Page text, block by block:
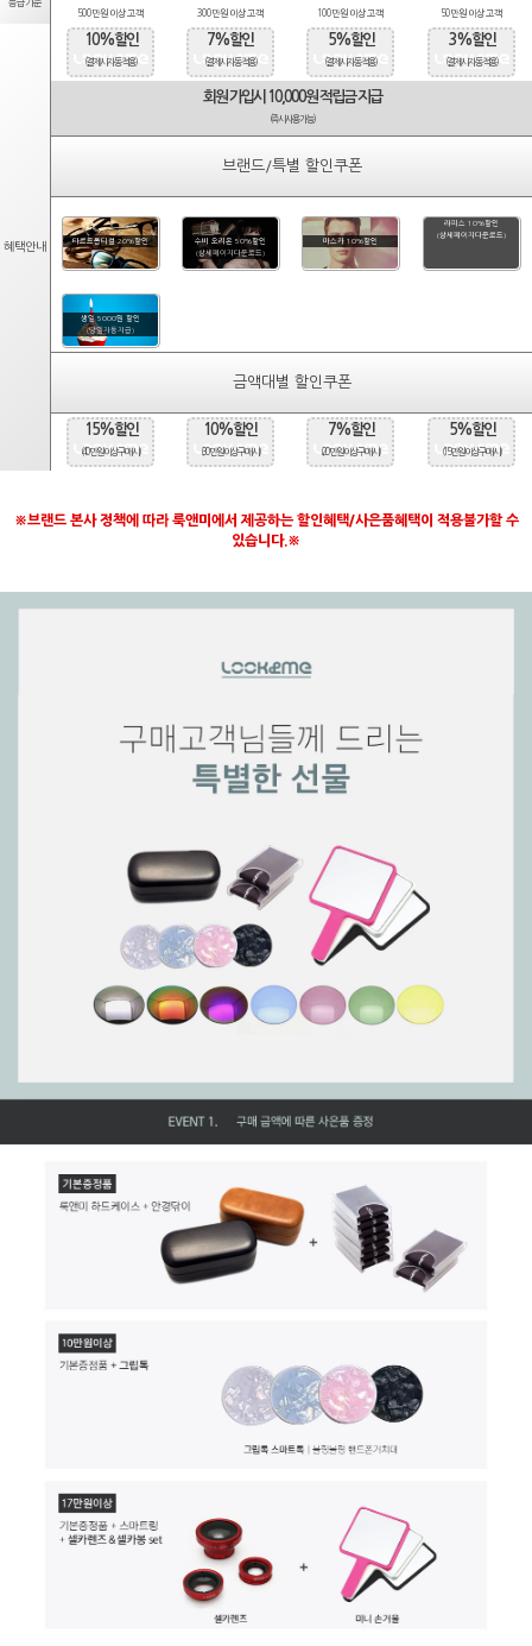
등급기준
500만원 이상 고객
300만원 이상 고객 100만원 이상 고객 50만원 이상 고객
혜택안내
10%할인
(결제시 자동적용)
7%할인
(결제시 자동적용)
5%할인
(결제시 자동적용)
3%할인
(결제시 자동적용)
회원 가입시 10,000원 적립금 지급
(즉시사용가능)
브랜드/특별 할인쿠폰
타르트옵티컬 20%할인
수비 오리온 50%할인
(상세페이지다운로드)
마스카 10%할인
라피스 10%할인
(상세페이지다운로드)
생일 5000원 할인
(당일자동지급)
금액대별 할인쿠폰
15%할인
(40만원 이상 구매시)
10%할인
(30만원 이상 구매시)
7%할인
(20만원 이상 구매시)
5%할인
(15만원 이상 구매시)
※브랜드 본사 정책에 따라 룩앤미에서 제공하는 할인혜택/사은품혜택이 적용불가할 수
있습니다.※